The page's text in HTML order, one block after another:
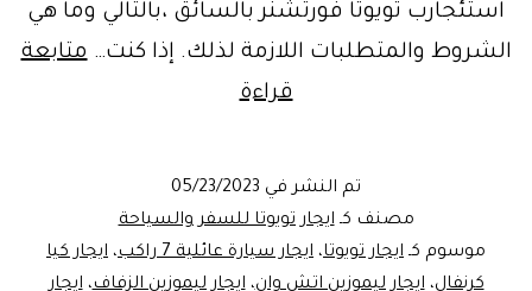
استئجارب تويوتا فورتشنر بالسائق ،بالتالي وما هي
الشروط والمتطلبات اللازمة لذلك. إذا كنت…متابعة
قراءةايجار
تويوتا7
راكب-
fortuner
تم النشر في 05/23/2023
مصنف كـايجار تويوتا للسفر والسياحة
موسوم كـ ايجار تويوتا، ايجار سيارة عائلية 7 راكب ، ايجار كيا
كرنفال،ايجار ليموزين اتش وان،ايجار ليموزين الزفاف،ايجار